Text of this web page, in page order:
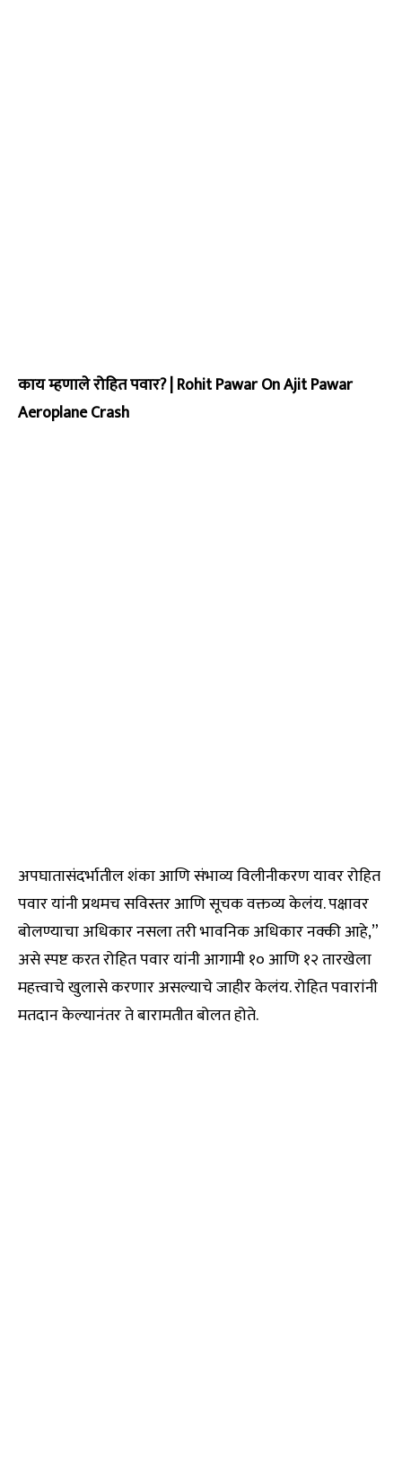
काय म्हणाले रोहित पवार? | Rohit Pawar On Ajit Pawar
Aeroplane Crash
अपघातासंदर्भातील शंका आणि संभाव्य विलीनीकरण यावर रोहित
पवार यांनी प्रथमच सविस्तर आणि सूचक वक्तव्य केलंय. पक्षावर
बोलण्याचा अधिकार नसला तरी भावनिक अधिकार नक्की आहे,”
असे स्पष्ट करत रोहित पवार यांनी आगामी १० आणि १२ तारखेला
महत्त्वाचे खुलासे करणार असल्याचे जाहीर केलंय. रोहित पवारांनी
मतदान केल्यानंतर ते बारामतीत बोलत होते.